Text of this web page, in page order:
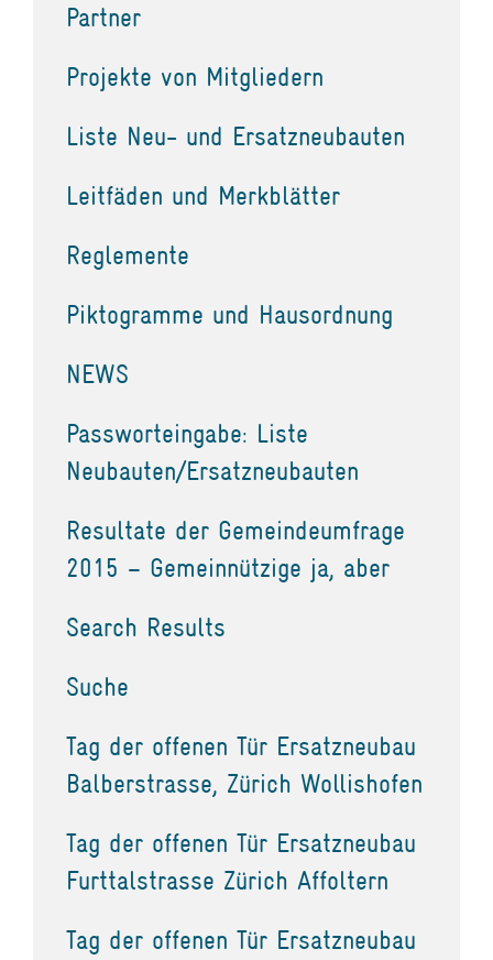
Partner
Projekte von Mitgliedern
Liste Neu- und Ersatzneubauten
Leitfäden und Merkblätter
Reglemente
Piktogramme und Hausordnung
NEWS
Passworteingabe: Liste
Neubauten/Ersatzneubauten
Resultate der Gemeindeumfrage
2015 – Gemeinnützige ja, aber
Search Results
Suche
Tag der offenen Tür Ersatzneubau
Balberstrasse, Zürich Wollishofen
Tag der offenen Tür Ersatzneubau
Furttalstrasse Zürich Affoltern
Tag der offenen Tür Ersatzneubau